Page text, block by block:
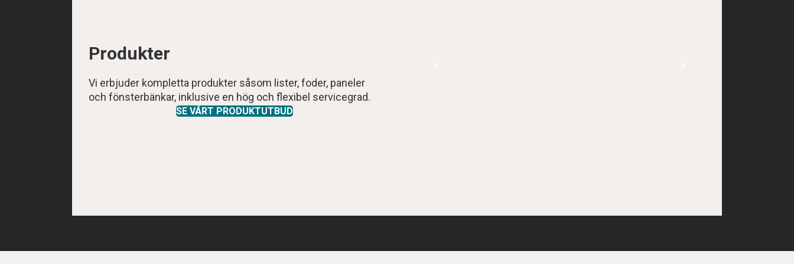
Produkter
Vi erbjuder kompletta produkter såsom lister, foder, paneler
och fönsterbänkar, inklusive en hög och flexibel servicegrad.
SE VÅRT PRODUKTUTBUD